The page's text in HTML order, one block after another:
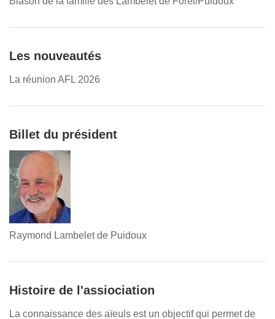
Les nouveautés
La réunion AFL 2026
Billet du président
Raymond Lambelet de Puidoux
Histoire de l'assiociation
La connaissance des aïeuls est un objectif qui permet de